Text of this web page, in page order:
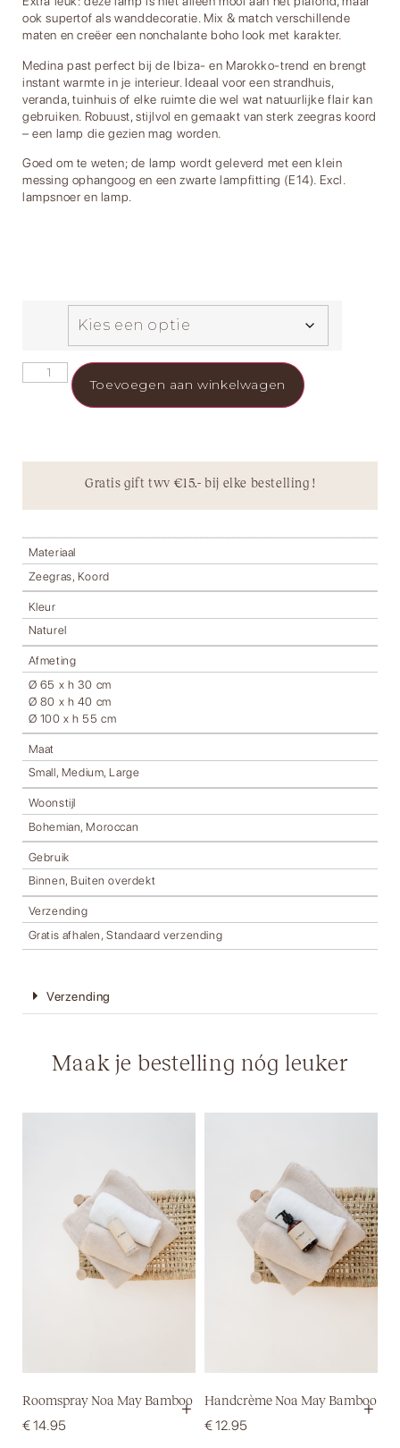
ook supertof als wanddecoratie. Mix & match verschillende
maten en creëer een nonchalante boho look met karakter.
Medina past perfect bij de Ibiza- en Marokko-trend en brengt
instant warmte in je interieur. Ideaal voor een strandhuis,
veranda, tuinhuis of elke ruimte die wel wat natuurlijke flair kan
gebruiken. Robuust, stijlvol en gemaakt van sterk zeegras koord
– een lamp die gezien mag worden.
Goed om te weten; de lamp wordt geleverd met een klein
messing ophangoog en een zwarte lampfitting (E14). Excl.
lampsnoer en lamp.
Toevoegen aan winkelwagen
Gratis gift twv €15.- bij elke bestelling !
Materiaal
Zeegras, Koord
Kleur
Naturel
Afmeting
Ø 65 x h 30 cm
Ø 80 x h 40 cm
Ø 100 x h 55 cm
Maat
Small, Medium, Large
Woonstijl
Bohemian, Moroccan
Gebruik
Binnen, Buiten overdekt
Verzending
Gratis afhalen, Standaard verzending
Verzending
Maak je bestelling nóg leuker
Roomspray Noa May Bamboo
€14.95
+ Handcrème Noa May Bamboo
€12.95
+